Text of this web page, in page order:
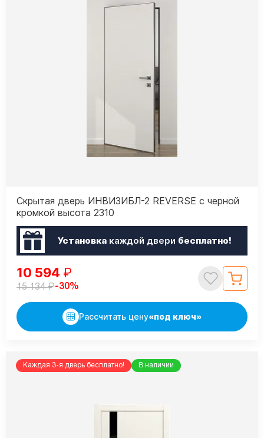
Скрытая дверь ИНВИЗИБЛ-2 REVERSE с черной
кромкой высота 2310
Установкакаждой двери бесплатно!
10 594 ₽
15 134₽-30%
Рассчитать цену«под ключ»
Каждая 3-я дверь бесплатно! В наличии